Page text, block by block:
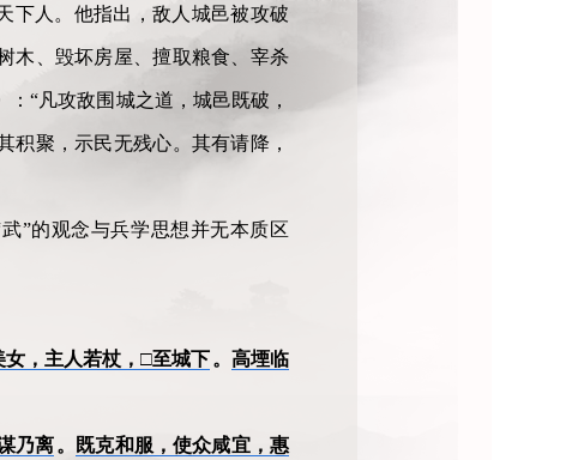
下人。他指出，敌人城邑被攻破
木、毁坏房屋、擅取粮食、宰杀
“凡攻敌围城之道，城邑既破，
聚，示民无残心。其有请降，
”的观念与兵学思想并无本质区
，主人若杖，□至城下。 高堙临
乃离。 既克和服，使众咸宜，惠